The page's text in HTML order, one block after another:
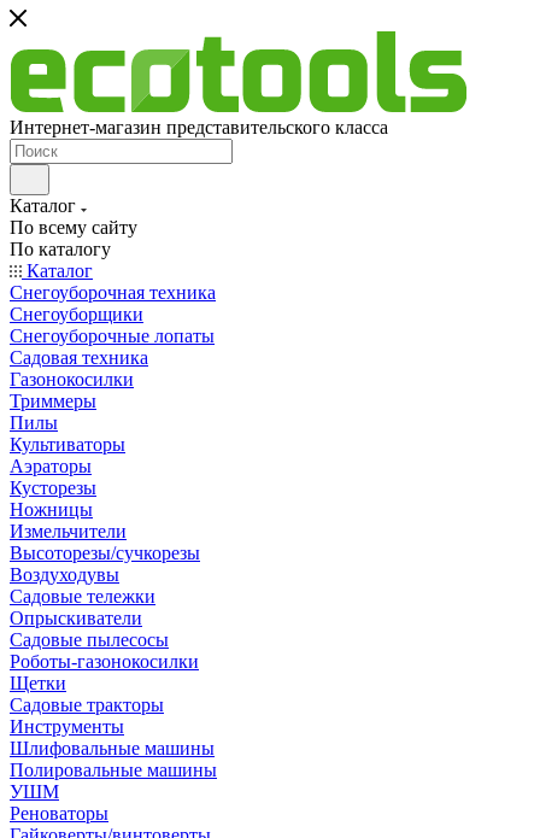
Интернет-магазин представительского класса
Каталог
По всему сайту
По каталогу
Каталог
Снегоуборочная техника
Снегоуборщики
Снегоуборочные лопаты
Садовая техника
Газонокосилки
Триммеры
Пилы
Культиваторы
Аэраторы
Кусторезы
Ножницы
Измельчители
Высоторезы/сучкорезы
Воздуходувы
Садовые тележки
Опрыскиватели
Садовые пылесосы
Роботы-газонокосилки
Щетки
Садовые тракторы
Инструменты
Шлифовальные машины
Полировальные машины
УШМ
Реноваторы